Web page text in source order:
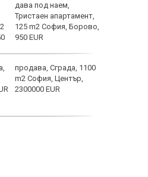
дава под наем,
Тристаен апартамент,
125 m2 София, Борово,
950 EUR
продава, Сграда, 1100
m2 София, Център,
2300000 EUR